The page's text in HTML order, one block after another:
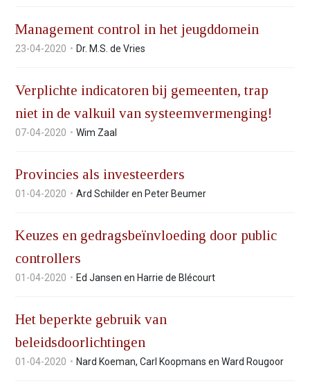
Management control in het jeugddomein
23-04-2020 Dr. M.S. de Vries
Verplichte indicatoren bij gemeenten, trap
niet in de valkuil van systeemvermenging!
07-04-2020 Wim Zaal
Provincies als investeerders
01-04-2020 Ard Schilder en Peter Beumer
Keuzes en gedragsbeïnvloeding door public
controllers
01-04-2020 Ed Jansen en Harrie de Blécourt
Het beperkte gebruik van
beleidsdoorlichtingen
01-04-2020 Nard Koeman, Carl Koopmans en Ward Rougoor